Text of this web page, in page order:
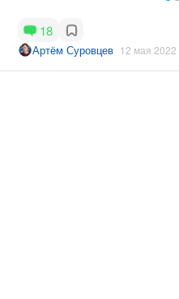
18
Артём Суровцев 12 мая 2022